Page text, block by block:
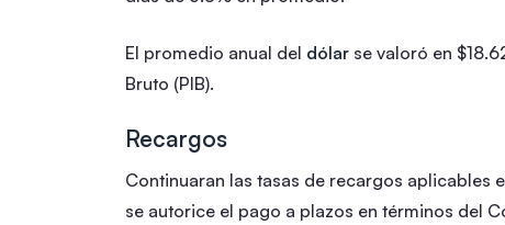
El promedio anual del dólar se valoró en
Bruto (PIB).
Recargos
Continuaran las tasas de recargos aplicables
se autorice el pago a plazos en términos del